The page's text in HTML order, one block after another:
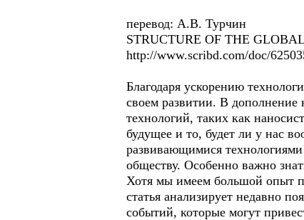
перевод: А.В. Турчин
STRUCTURE OF THE
http://www.scribd.com/doc/
Благодаря ускорению
своем развитии. В дополнение
технологий, таких как
будущее и то, будет ли у нас
развивающимися
обществу. Особенно важно
Хотя мы имеем большой опыт
статья анализирует недавно
событий, которые могут